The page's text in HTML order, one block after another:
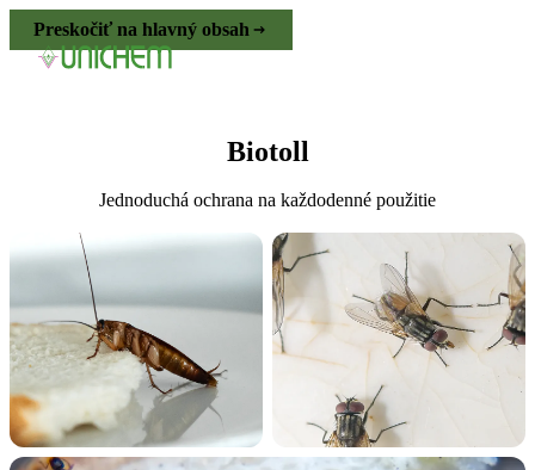
Preskočiť na hlavný obsah
Biotoll
Jednoduchá ochrana na každodenné použitie